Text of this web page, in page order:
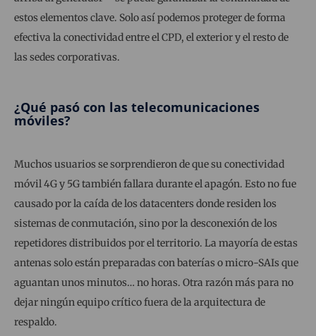
estos elementos clave. Solo así podemos proteger de forma
efectiva la conectividad entre el CPD, el exterior y el resto de
las sedes corporativas.
¿Qué pasó con las telecomunicaciones
móviles?
Muchos usuarios se sorprendieron de que su conectividad
móvil 4G y 5G también fallara durante el apagón. Esto no fue
causado por la caída de los datacenters donde residen los
sistemas de conmutación, sino por la desconexión de los
repetidores distribuidos por el territorio. La mayoría de estas
antenas solo están preparadas con baterías o micro-SAIs que
aguantan unos minutos… no horas. Otra razón más para no
dejar ningún equipo crítico fuera de la arquitectura de
respaldo.